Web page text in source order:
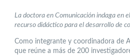
La doctora en Comunicación indaga en
recurso didáctico para el desarrollo de
Como integrante y coordinadora de
que reúne a más de 200